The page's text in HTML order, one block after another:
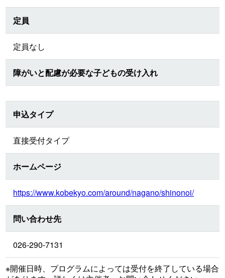
定員
定員なし
障がいと配慮が必要な子どもの受け入れ
申込タイプ
直接受付タイプ
ホームページ
https://www.kobekyo.com/around/nagano/shinonoi/
問い合わせ先
026-290-7131
※開催日時、プログラムによっては受付を終了している場合